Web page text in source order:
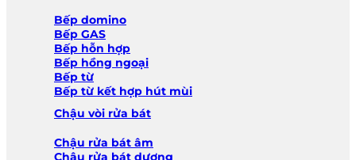
Bếp domino
Bếp GAS
Bếp hỗn hợp
Bếp hồng ngoại
Bếp từ
Bếp từ kết hợp hút mùi
Chậu vòi rửa bát
Chậu rửa bát âm
Chậu rửa bát dương